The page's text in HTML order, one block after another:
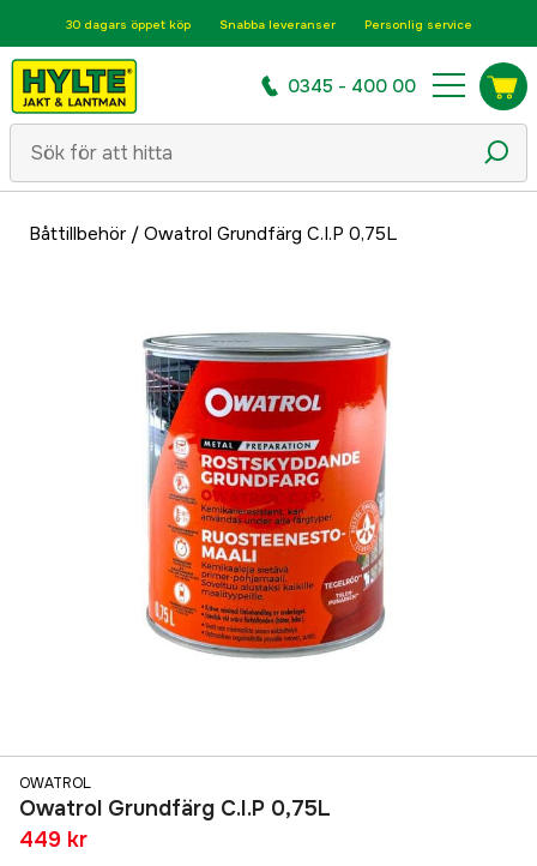
30 dagars öppet köp Snabba leveranser Personlig service
0345 - 400 00
Båttillbehör/ Owatrol Grundfärg C.I.P 0,75L
OWATROL
Owatrol Grundfärg C.I.P 0,75L
449 kr